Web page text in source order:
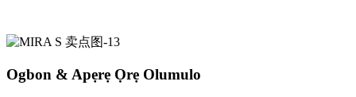
Ogbon & Apẹrẹ Ọrẹ Olumulo